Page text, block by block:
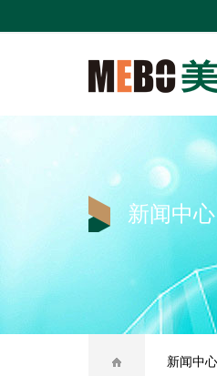
新闻中心
新闻中心